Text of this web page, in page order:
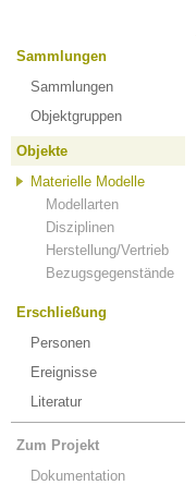
Sammlungen
Sammlungen
Objektgruppen
Objekte
Materielle Modelle
Modellarten
Disziplinen
Herstellung/Vertrieb
Bezugsgegenstände
Erschließung
Personen
Ereignisse
Literatur
Zum Projekt
Dokumentation